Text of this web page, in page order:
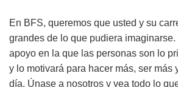
En BFS, queremos que usted y su
grandes de lo que pudiera
apoyo en la que las personas son lo
y lo motivará para hacer más, ser más
día. Únase a nosotros y vea todo lo